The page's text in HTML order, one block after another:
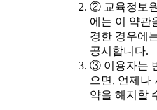
② 교육정보
에는 이 약관
경한 경우에
공시합니다.
③ 이용자는
으면, 언제나
약을 해지할